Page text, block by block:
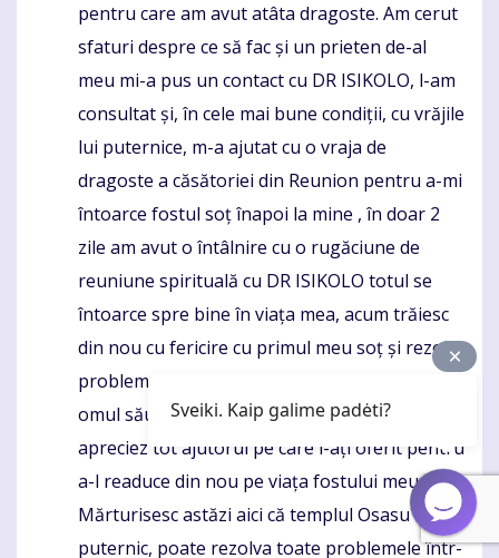
pentru care am avut atâta dragoste. Am cerut
sfaturi despre ce să fac și un prieten de-al
meu mi-a pus un contact cu DR ISIKOLO, l-am
consultat și, în cele mai bune condiții, cu vrăjile
lui puternice, m-a ajutat cu o vraja de
dragoste a căsătoriei din Reunion pentru a-mi
întoarce fostul soț înapoi la mine , în doar 2
zile am avut o întâlnire cu o rugăciune de
reuniune spirituală cu DR ISIKOLO totul se
întoarce spre bine în viața mea, acum trăiesc
din nou cu fericire cu primul meu soț și rezolv
problemele divorțului. cu ajutorul DR ISIKOLO,
omul său cu înțelepciune și grijă. Mulțumesc și
apreciez tot ajutorul pe care l-ați oferit pentru
a-l readuce din nou pe viața fostului meu soț.
Mărturisesc astăzi aici că templul Osasu este
puternic, poate rezolva toate problemele într-
Sveiki. Kaip galime padėti?